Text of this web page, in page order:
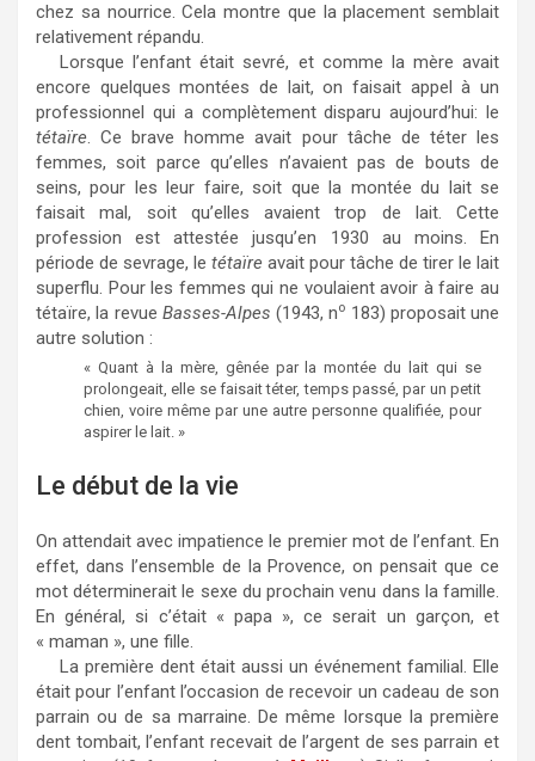
chez sa nourrice. Cela montre que la placement semblait
relativement répandu.
Lorsque l’enfant était sevré, et comme la mère avait
encore quelques montées de lait, on faisait appel à un
professionnel qui a complètement disparu aujourd’hui: le
tétaïre. Ce brave homme avait pour tâche de téter les
femmes, soit parce qu’elles n’avaient pas de bouts de
seins, pour les leur faire, soit que la montée du lait se
faisait mal, soit qu’elles avaient trop de lait. Cette
profession est attestée jusqu’en 1930 au moins. En
période de sevrage, le tétaïre avait pour tâche de tirer le lait
superflu. Pour les femmes qui ne voulaient avoir à faire au
tétaïre, la revue Basses-Alpes (1943, no 183) proposait une
autre solution :
« Quant à la mère, gênée par la montée du lait qui se
prolongeait, elle se faisait téter, temps passé, par un petit
chien, voire même par une autre personne qualifiée, pour
aspirer le lait. »
Le début de la vie
On attendait avec impatience le premier mot de l’enfant. En
effet, dans l’ensemble de la Provence, on pensait que ce
mot déterminerait le sexe du prochain venu dans la famille.
En général, si c’était « papa », ce serait un garçon, et
« maman », une fille.
La première dent était aussi un événement familial. Elle
était pour l’enfant l’occasion de recevoir un cadeau de son
parrain ou de sa marraine. De même lorsque la première
dent tombait, l’enfant recevait de l’argent de ses parrain et